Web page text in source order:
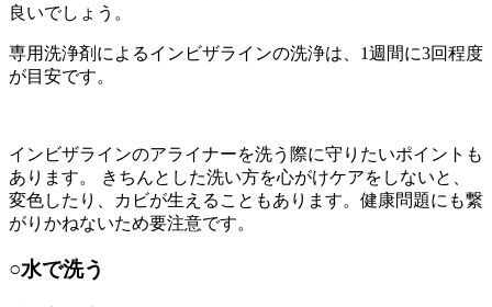
良いでしょう。
専用洗浄剤によるインビザラインの洗浄は、 1週間に3回程度
が目安です。
インビザラインのアライナーを洗う際に守りたいポイントも
あります。
きちんとした洗い方を心がけケアをしないと、
変色したり、カビが生えることもあります。健康問題にも繋
がりかねないため要注意です。
○水で洗う